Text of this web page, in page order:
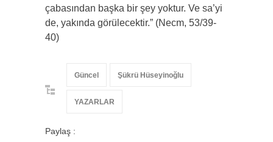
çabasından başka bir şey yoktur. Ve sa’yi
de, yakında görülecektir.” (Necm, 53/39-
40)
Güncel Şükrü Hüseyinoğlu
YAZARLAR
Paylaş :